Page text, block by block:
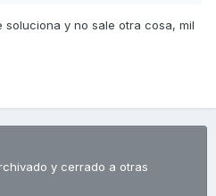
soluciona y no sale otra cosa, mil
y cerrado a otras